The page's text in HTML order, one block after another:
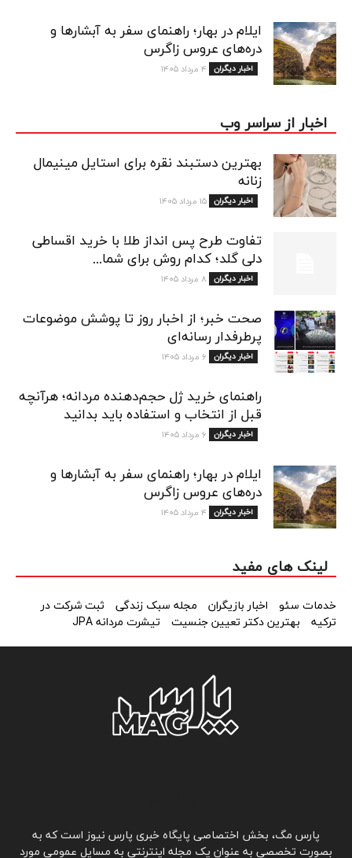
ایلام در بهار؛ راهنمای سفر به آبشارها و
دره‌های عروس زاگرس
اخبار دیگران ۴ مرداد ۱۴۰۵
اخبار از سراسر وب
بهترین دستبند نقره برای استایل مینیمال
زنانه
اخبار دیگران ۱۵ مرداد ۱۴۰۵
تفاوت طرح پس انداز طلا با خرید اقساطی
دلی گلد؛ کدام روش برای شما...
اخبار دیگران ۸ مرداد ۱۴۰۵
صحت خبر؛ از اخبار روز تا پوشش موضوعات
پرطرفدار رسانه‌ای
اخبار دیگران ۶ مرداد ۱۴۰۵
راهنمای خرید ژل حجم‌دهنده مردانه؛ هرآنچه
قبل از انتخاب و استفاده باید بدانید
اخبار دیگران ۶ مرداد ۱۴۰۵
ایلام در بهار؛ راهنمای سفر به آبشارها و
دره‌های عروس زاگرس
اخبار دیگران ۴ مرداد ۱۴۰۵
لینک های مفید
خدمات سئو اخبار بازیگران مجله سبک زندگی
ثبت شرکت در
ترکیه
بهترین دکتر تعیین جنسیت تیشرت مردانه JPA
پارس مگ، بخش اختصاصی پایگاه خبری پارس نیوز است که به
بصورت تخصصی به عنوان یک مجله اینترنتی به مسايل عمومی مورد